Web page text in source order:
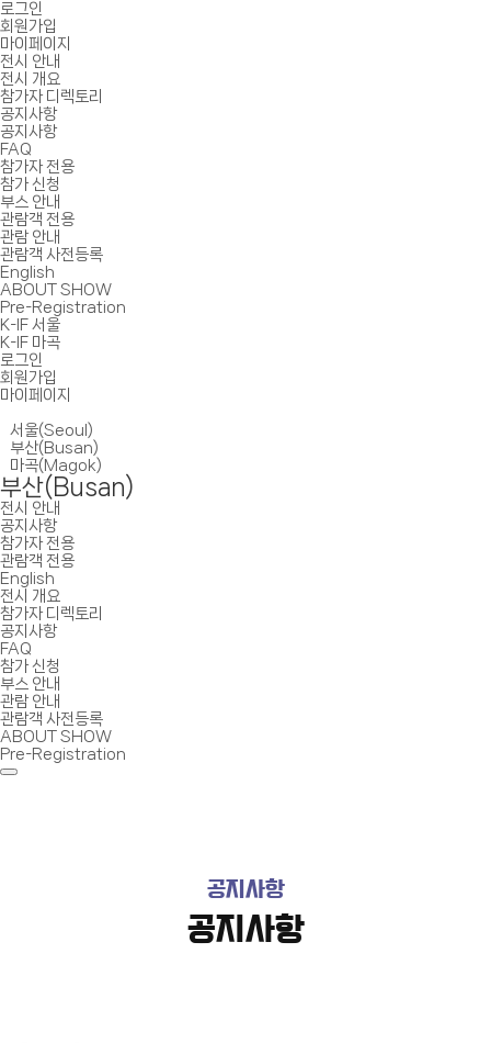
로그인
회원가입
마이페이지
전시 안내
전시 개요
참가자 디렉토리
공지사항
공지사항
FAQ
참가자 전용
참가 신청
부스 안내
관람객 전용
관람 안내
관람객 사전등록
English
ABOUT SHOW
Pre-Registration
K-IF 서울
K-IF 마곡
로그인
회원가입
마이페이지
서울(Seoul)
부산(Busan)
마곡(Magok)
부산(Busan)
전시 안내
공지사항
참가자 전용
관람객 전용
English
전시 개요
참가자 디렉토리
공지사항
FAQ
참가 신청
부스 안내
관람 안내
관람객 사전등록
ABOUT SHOW
Pre-Registration
공지사항
공지사항